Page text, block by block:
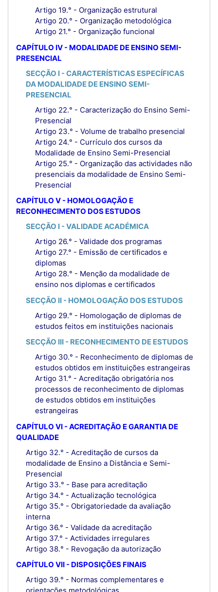
Artigo 19.° - Organização estrutural
Artigo 20.° - Organização metodológica
Artigo 21.° - Organização funcional
CAPÍTULO IV - MODALIDADE DE ENSINO SEMI-
PRESENCIAL
SECÇÃO I - CARACTERÍSTICAS ESPECÍFICAS
DA MODALIDADE DE ENSINO SEMI-
PRESENCIAL
Artigo 22.° - Caracterização do Ensino Semi-
Presencial
Artigo 23.° - Volume de trabalho presencial
Artigo 24.° - Currículo dos cursos da
Modalidade de Ensino Semi-Presencial
Artigo 25.° - Organização das actividades não
presenciais da modalidade de Ensino Semi-
Presencial
CAPÍTULO V - HOMOLOGAÇÃO E
RECONHECIMENTO DOS ESTUDOS
SECÇÃO I - VALIDADE ACADÉMICA
Artigo 26.° - Validade dos programas
Artigo 27.° - Emissão de certificados e
diplomas
Artigo 28.° - Menção da modalidade de
ensino nos diplomas e certificados
SECÇÃO II - HOMOLOGAÇÃO DOS ESTUDOS
Artigo 29.° - Homologação de diplomas de
estudos feitos em instituições nacionais
SECÇÃO III - RECONHECIMENTO DE ESTUDOS
Artigo 30.° - Reconhecimento de diplomas de
estudos obtidos em instituições estrangeiras
Artigo 31.° - Acreditação obrigatória nos
processos de reconhecimento de diplomas
de estudos obtidos em instituições
estrangeiras
CAPÍTULO VI - ACREDITAÇÃO E GARANTIA DE
QUALIDADE
Artigo 32.° - Acreditação de cursos da
modalidade de Ensino a Distância e Semi-
Presencial
Artigo 33.° - Base para acreditação
Artigo 34.° - Actualização tecnológica
Artigo 35.° - Obrigatoriedade da avaliação
interna
Artigo 36.° - Validade da acreditação
Artigo 37.° - Actividades irregulares
Artigo 38.° - Revogação da autorização
CAPÍTULO VII - DISPOSIÇÕES FINAIS
Artigo 39.° - Normas complementares e